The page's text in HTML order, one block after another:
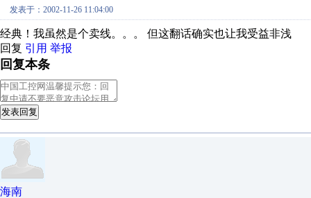
发表于：2002-11-26 11:04:00
经典！我虽然是个卖线。。。 但这翻话确实也让我受益非浅
回复 引用 举报
回复本条
发表回复
海南